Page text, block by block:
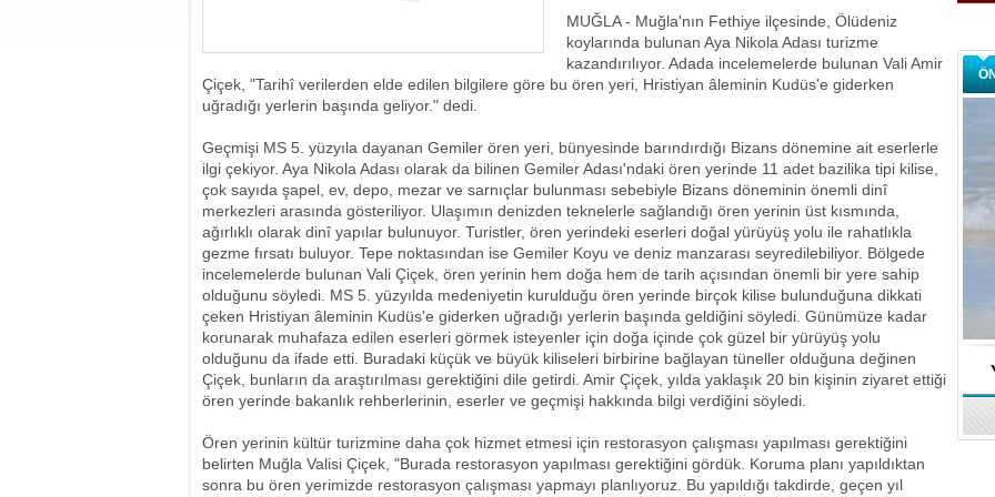
MUĞLA - Muğla'nın Fethiye ilçesinde, Ölüdeniz
koylarında bulunan Aya Nikola Adası turizme
kazandırılıyor. Adada incelemelerde bulunan Vali Amir
Çiçek, "Tarihî verilerden elde edilen bilgilere göre bu ören yeri, Hristiyan âleminin Kudüs'e giderken
uğradığı yerlerin başında geliyor." dedi.
Geçmişi MS 5. yüzyıla dayanan Gemiler ören yeri, bünyesinde barındırdığı Bizans dönemine ait eserlerle
ilgi çekiyor. Aya Nikola Adası olarak da bilinen Gemiler Adası'ndaki ören yerinde 11 adet bazilika tipi kilise,
çok sayıda şapel, ev, depo, mezar ve sarnıçlar bulunması sebebiyle Bizans döneminin önemli dinî
merkezleri arasında gösteriliyor. Ulaşımın denizden teknelerle sağlandığı ören yerinin üst kısmında,
ağırlıklı olarak dinî yapılar bulunuyor. Turistler, ören yerindeki eserleri doğal yürüyüş yolu ile rahatlıkla
gezme fırsatı buluyor. Tepe noktasından ise Gemiler Koyu ve deniz manzarası seyredilebiliyor. Bölgede
incelemelerde bulunan Vali Çiçek, ören yerinin hem doğa hem de tarih açısından önemli bir yere sahip
olduğunu söyledi. MS 5. yüzyılda medeniyetin kurulduğu ören yerinde birçok kilise bulunduğuna dikkati
çeken Hristiyan âleminin Kudüs'e giderken uğradığı yerlerin başında geldiğini söyledi. Günümüze kadar
korunarak muhafaza edilen eserleri görmek isteyenler için doğa içinde çok güzel bir yürüyüş yolu
olduğunu da ifade etti. Buradaki küçük ve büyük kiliseleri birbirine bağlayan tüneller olduğuna değinen
Çiçek, bunların da araştırılması gerektiğini dile getirdi. Amir Çiçek, yılda yaklaşık 20 bin kişinin ziyaret ettiği
ören yerinde bakanlık rehberlerinin, eserler ve geçmişi hakkında bilgi verdiğini söyledi.
Ören yerinin kültür turizmine daha çok hizmet etmesi için restorasyon çalışması yapılması gerektiğini
belirten Muğla Valisi Çiçek, "Burada restorasyon yapılması gerektiğini gördük. Koruma planı yapıldıktan
sonra bu ören yerimizde restorasyon çalışması yapmayı planlıyoruz. Bu yapıldığı takdirde, geçen yıl